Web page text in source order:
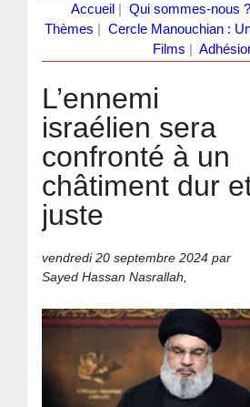
Accueil Qui sommes-nous ?
Thèmes
Cercle Manouchian :
Films
L’ennemi
israélien sera
confronté à un
châtiment dur
juste
vendredi 20 septembre 2024 par
Sayed Hassan Nasrallah,